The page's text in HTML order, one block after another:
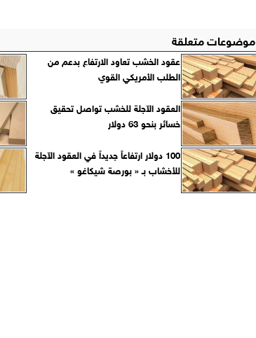
موضوعات متعلقة
عقود الخشب تعاود الارتفاع بدعم من
الطلب الأمريكي القوي
العقود الآجلة للخشب تواصل تحقيق
خسائر بنحو 63 دولار
100 دولار ارتفاعاً جديداً في العقود الآجلة
للأخشاب بـ « بورصة شيكاغو »